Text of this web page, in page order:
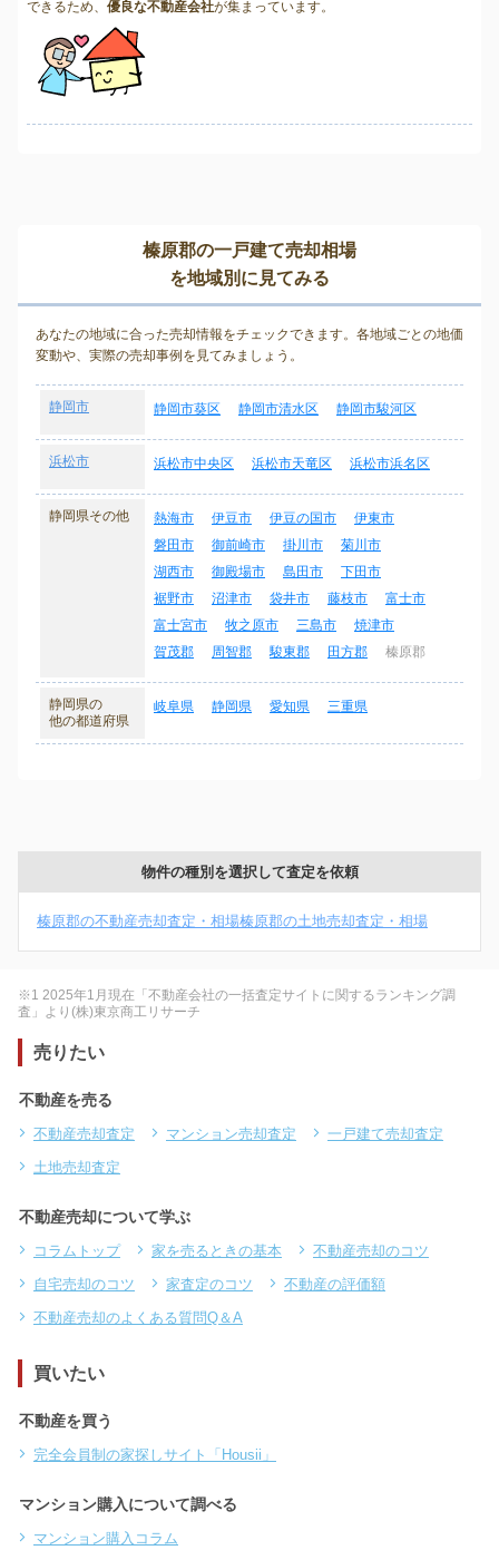
できるため、 優良な不動産会社が集まっています。
榛原郡の一戸建て売却相場
を地域別に見てみる
あなたの地域に合った売却情報をチェックできます。各地域ごとの地価
変動や、実際の売却事例を見てみましょう。
静岡市 静岡市葵区 静岡市清水区 静岡市駿河区
浜松市 浜松市中央区 浜松市天竜区 浜松市浜名区
静岡県その他 熱海市 伊豆市 伊豆の国市
伊東市
磐田市
御前崎市 掛川市
菊川市
湖西市
御殿場市 島田市
下田市
裾野市
沼津市 袋井市 藤枝市
富士市
富士宮市
牧之原市 三島市
焼津市
賀茂郡
周智郡 駿東郡 田方郡 榛原郡
静岡県の
他の都道府県
岐阜県 静岡県 愛知県 三重県
物件の種別を選択して査定を依頼
榛原郡の不動産売却査定・相場榛原郡の土地売却査定・相場
※1 2025年1月現在「不動産会社の一括査定サイトに関するランキング調
査」より(株)東京商工リサーチ
売りたい
不動産を売る
不動産売却査定 マンション売却査定
一戸建て売却査定
土地売却査定
不動産売却について学ぶ
コラムトップ 家を売るときの基本
不動産売却のコツ
自宅売却のコツ
家査定のコツ
不動産の評価額
不動産売却のよくある質問Q＆A
買いたい
不動産を買う
完全会員制の家探しサイト「Housii」
マンション購入について調べる
マンション購入コラム